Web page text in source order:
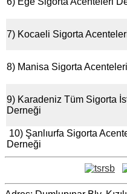
7) Kocaeli Sigorta
8) Manisa Sigorta
9) Karadeniz Tüm Sigorta
Derneği
10) Şanlıurfa Sigorta
Derneği